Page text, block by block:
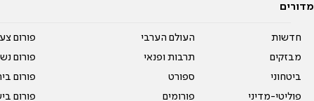
מדורים
חדשות
מבזקים
ביטחוני
פוליטי-מדיני
העולם הערבי
תרבות ופנאי
ספורט
פורומים
פורום
פורום
פורום
פורום